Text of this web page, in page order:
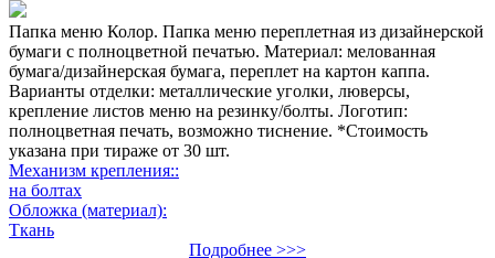
Папка меню Колор. Папка меню переплетная из дизайнерской
бумаги с полноцветной печатью. Материал: мелованная
бумага/дизайнерская бумага, переплет на картон каппа.
Варианты отделки: металлические уголки, люверсы,
крепление листов меню на резинку/болты. Логотип:
полноцветная печать, возможно тиснение. *Стоимость
указана при тираже от 30 шт.
Механизм крепления::
на болтах
Обложка (материал):
Ткань
Подробнее >>>